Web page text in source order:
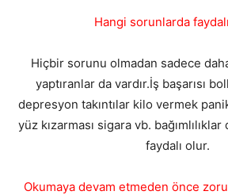
Hangi sorunlarda
Hiçbir sorunu olmadan sadece
yaptıranlar da vardır.İş başarısı
depresyon takıntılar kilo vermek
yüz kızarması sigara vb.
faydalı olur.
Okumaya devam etmeden önce